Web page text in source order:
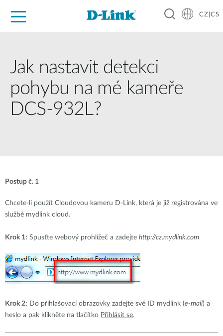
CZ|CS
Jak nastavit detekci
pohybu na mé kameře
DCS-932L?
Postup č. 1
Chcete-li použít Cloudovou kameru D-Link, která je již registrována ve
službě mydlink cloud.
Krok 1: Spusťte webový prohlížeč a zadejte http://cz.mydlink.com
Krok 2: Do přihlašovací obrazovky zadejte své ID mydlink (e-mail) a
heslo a pak klikněte na tlačítko Přihlásit se.